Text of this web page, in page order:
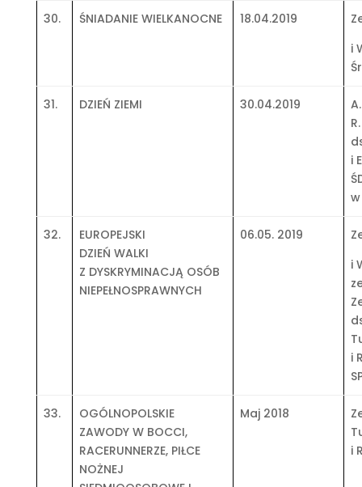
30. ŚNIADANIE WIELKANOCNE 18.04.2019
i
31. DZIEŃ ZIEMI 30.04.2019
i
32.
EUROPEJSKI
DZIEŃ WALKI
Z DYSKRYMINACJĄ OSÓB
NIEPEŁNOSPRAWNYCH
06.05. 2019
i
i
33.
OGÓLNOPOLSKIE
ZAWODY W BOCCI,
RACERUNNERZE, PIŁCE
NOŻNEJ
Maj 2018
i